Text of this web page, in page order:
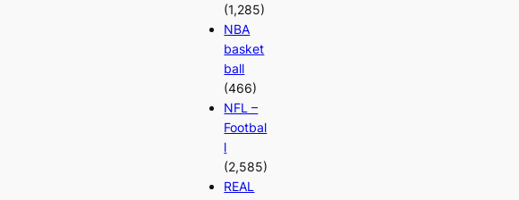
(1,285)
NBA
basket
ball
(466)
NFL –
Footbal
l
(2,585)
REAL